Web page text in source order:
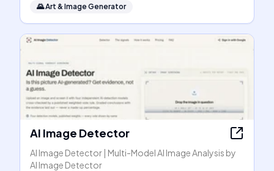
🌄Art & Image Generator
AI Image Detector
AI Image Detector | Multi-Model AI Image Analysis by
AI Image Detector